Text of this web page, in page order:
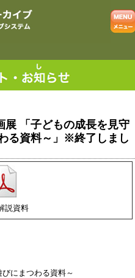
展 「子どもの成長を見守
る資料～」※終了しまし
説資料
にまつわる資料～